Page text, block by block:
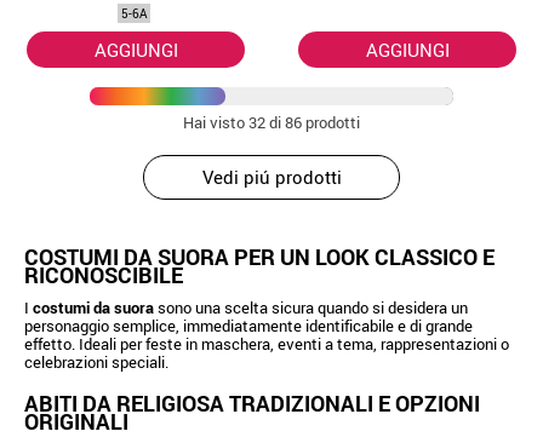
5-6A
AGGIUNGI AGGIUNGI
Hai visto32di 86 prodotti
Vedi piú prodotti
COSTUMI DA SUORA PER UN LOOK CLASSICO E
RICONOSCIBILE
I costumi da suorasono una scelta sicura quando si desidera un
personaggio semplice, immediatamente identificabile e di grande
effetto. Ideali per feste in maschera, eventi a tema, rappresentazioni o
celebrazioni speciali.
ABITI DA RELIGIOSA TRADIZIONALI E OPZIONI
ORIGINALI